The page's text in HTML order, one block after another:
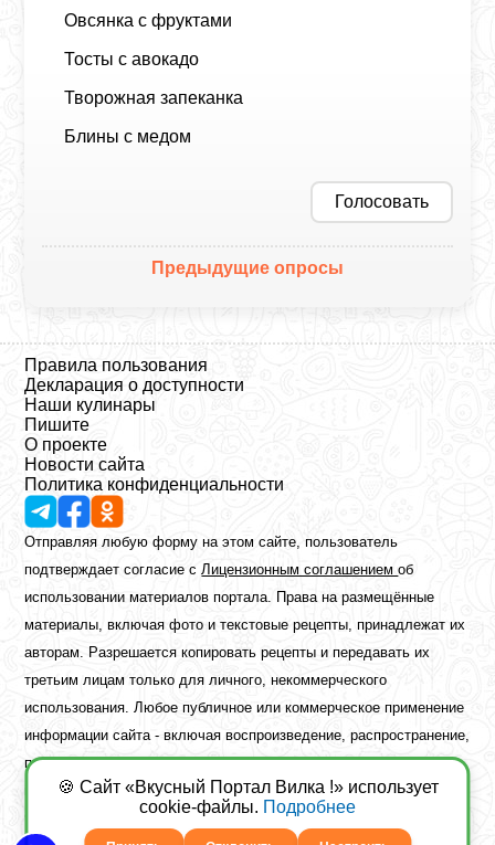
Овсянка с фруктами
Тосты с авокадо
Творожная запеканка
Блины с медом
Голосовать
Предыдущие опросы
Правила пользования
Декларация о доступности
Наши кулинары
Пишите
О проекте
Новости сайта
Политика конфиденциальности
Отправляя любую форму на этом сайте, пользователь
подтверждает согласие сЛицензионным соглашениемоб
использовании материалов портала. Права на размещённые
материалы, включая фото и текстовые рецепты, принадлежат их
авторам. Разрешается копировать рецепты и передавать их
третьим лицам только для личного, некоммерческого
использования. Любое публичное или коммерческое применение
информации сайта - включая воспроизведение, распространение,
публикацию или обработку - возможно лишь при наличии
предварительного письменного разрешения правообладателя.
Copyright ©2026 Вкусный Портал Вилка
🍪 Сайт «Вкусный Портал Вилка !» использует
cookie-файлы. Подробнее